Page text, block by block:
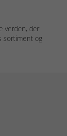
verden, der
sortiment og